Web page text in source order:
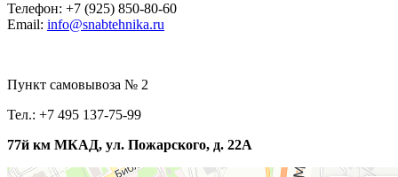
Телефон: +7 (925) 850-80-60
Email: info@snabtehnika.ru
Пункт самовывоза № 2
Тел.: +7 495 137-75-99
77й км МКАД, ул. Пожарского, д. 22А